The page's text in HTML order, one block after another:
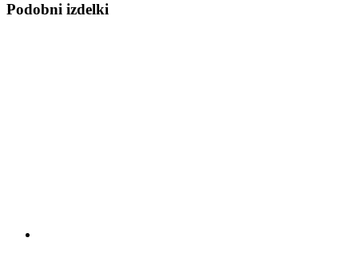
Podobni izdelki